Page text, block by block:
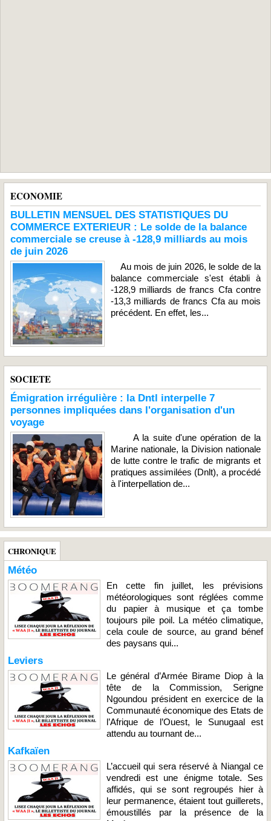
ECONOMIE
BULLETIN MENSUEL DES STATISTIQUES DU
COMMERCE EXTERIEUR : Le solde de la balance
commerciale se creuse à -128,9 milliards au mois
de juin 2026
Au mois de juin 2026, le solde de la
balance commerciale s'est établi à
-128,9 milliards de francs Cfa contre
-13,3 milliards de francs Cfa au mois
précédent. En effet, les...
SOCIETE
Émigration irrégulière : la Dntl interpelle 7
personnes impliquées dans l'organisation d'un
voyage
A la suite d'une opération de la
Marine nationale, la Division nationale
de lutte contre le trafic de migrants et
pratiques assimilées (Dnlt), a procédé
à l'interpellation de...
CHRONIQUE
Météo
En cette fin juillet, les prévisions
météorologiques sont réglées comme
du papier à musique et ça tombe
toujours pile poil. La météo climatique,
cela coule de source, au grand bénef
des paysans qui...
Leviers
Le général d’Armée Birame Diop à la
tête de la Commission, Serigne
Ngoundou président en exercice de la
Communauté économique des Etats de
l’Afrique de l’Ouest, le Sunugaal est
attendu au tournant de...
Kafkaïen
L’accueil qui sera réservé à Niangal ce
vendredi est une énigme totale. Ses
affidés, qui se sont regroupés hier à
leur permanence, étaient tout guillerets,
émoustillés par la présence de la